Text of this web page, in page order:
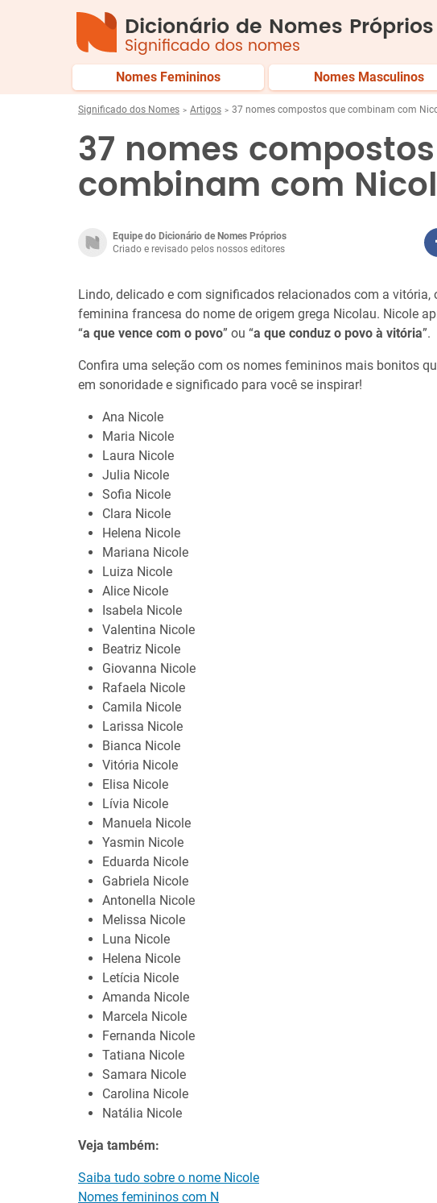
Dicionário de Nomes Próprios
Significado dos nomes
Nomes Femininos Nomes Masculinos
Significado dos Nomes Artigos 37 nomes compostos que combinam com
37 nomes
combinam com
Equipe do Dicionário de Nomes Próprios
Criado e revisado pelos nossos editores
Lindo, delicado e com significados relacionados com a vitória,
feminina francesa do nome de origem grega Nicolau. Nicole
“a que vence com o povo” ou “a que conduz o povo à vitória”.
Confira uma seleção com os nomes femininos mais bonitos
em sonoridade e significado para você se inspirar!
Ana Nicole
Maria Nicole
Laura Nicole
Julia Nicole
Sofia Nicole
Clara Nicole
Helena Nicole
Mariana Nicole
Luiza Nicole
Alice Nicole
Isabela Nicole
Valentina Nicole
Beatriz Nicole
Giovanna Nicole
Rafaela Nicole
Camila Nicole
Larissa Nicole
Bianca Nicole
Vitória Nicole
Elisa Nicole
Lívia Nicole
Manuela Nicole
Yasmin Nicole
Eduarda Nicole
Gabriela Nicole
Antonella Nicole
Melissa Nicole
Luna Nicole
Helena Nicole
Letícia Nicole
Amanda Nicole
Marcela Nicole
Fernanda Nicole
Tatiana Nicole
Samara Nicole
Carolina Nicole
Natália Nicole
Veja também:
Saiba tudo sobre o nome Nicole
Nomes femininos com N